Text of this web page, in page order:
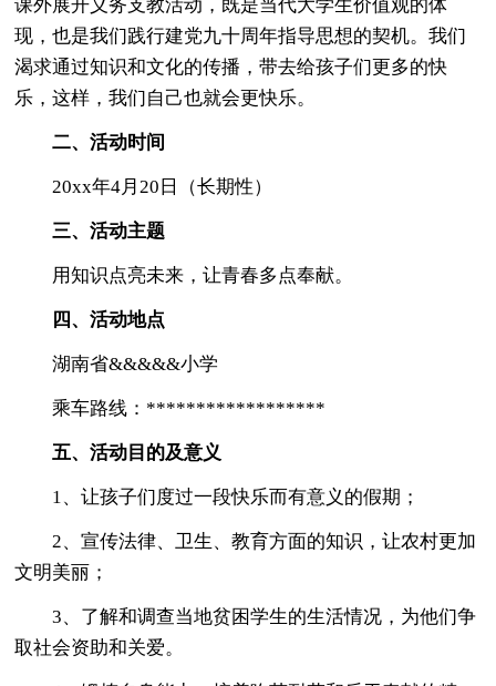
课外展开义务支教活动，既是当代大学生价值观的体
现，也是我们践行建党九十周年指导思想的契机。我们
渴求通过知识和文化的传播，带去给孩子们更多的快
乐，这样，我们自己也就会更快乐。
二、活动时间
20xx年4月20日（长期性）
三、活动主题
用知识点亮未来，让青春多点奉献。
四、活动地点
湖南省&&&&&小学
乘车路线：******************
五、活动目的及意义
1、让孩子们度过一段快乐而有意义的假期；
2、宣传法律、卫生、教育方面的知识，让农村更加
文明美丽；
3、了解和调查当地贫困学生的生活情况，为他们争
取社会资助和关爱。